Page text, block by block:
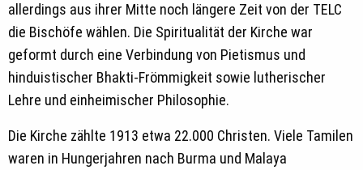
allerdings aus ihrer Mitte noch längere Zeit von der TELC
die Bischöfe wählen. Die Spiritualität der Kirche war
geformt durch eine Verbindung von Pietismus und
hinduistischer Bhakti-Frömmigkeit sowie lutherischer
Lehre und einheimischer Philosophie.
Die Kirche zählte 1913 etwa 22.000 Christen. Viele Tamilen
waren in Hungerjahren nach Burma und Malaya